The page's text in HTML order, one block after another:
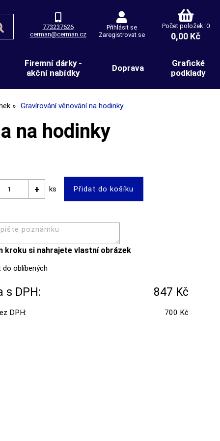
773237626
cerman@cerman.cz
Přihlásit se
Zaregistrovat se
Počet položek: 0
0,00 Kč
Firemní dárky -
akční nabídky
Doprava
Grafické
podklady
Gravírování věnování na hodinky.
na hodinky
ks
kroku si nahrajete vlastní obrázek
oblíbených
s DPH: 847 Kč
DPH: 700 Kč